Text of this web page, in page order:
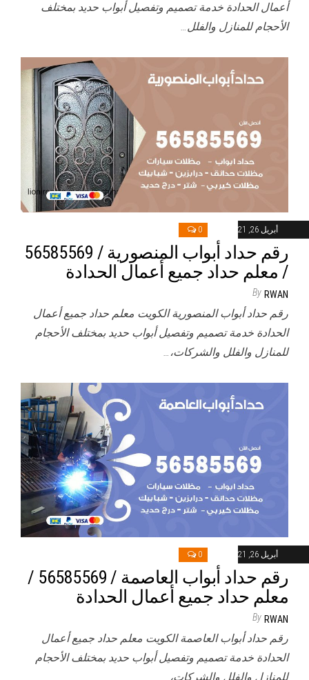
أعمال الحدادة خدمة تصميم وتفصيل أبواب حديد بمختلف
الأحجام للمنازل والفلل…
أبريل 26, 2021 0
رقم حداد أبواب المنصورية / 56585569
/ معلم حداد جميع أعمال الحدادة
By RWAN
رقم حداد أبواب المنصورية الكويت معلم حداد جميع أعمال
الحدادة خدمة تصميم وتفصيل أبواب حديد بمختلف الأحجام
للمنازل والفلل والشركات،…
أبريل 26, 2021 0
رقم حداد أبواب العاصمة / 56585569 /
معلم حداد جميع أعمال الحدادة
By RWAN
رقم حداد أبواب العاصمة الكويت معلم حداد جميع أعمال
الحدادة خدمة تصميم وتفصيل أبواب حديد بمختلف الأحجام
للمنازل والفلل والشركات،…